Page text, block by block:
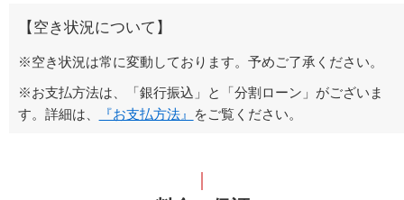
【空き状況について】
※空き状況は常に変動しております。予めご了承ください。
※お支払方法は、「銀行振込」と「分割ローン」がございま
す。詳細は、
『お支払方法』 をご覧ください。